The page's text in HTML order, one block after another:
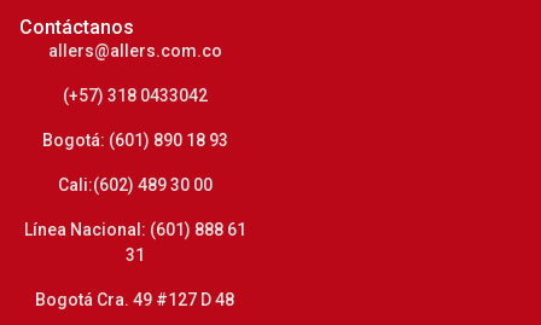
Contáctanos
allers@allers.com.co
(+57) 318 0433042
Bogotá: (601) 890 18 93
Cali:(602) 489 30 00
Línea Nacional: (601) 888 61
31
Bogotá Cra. 49 #127 D 48